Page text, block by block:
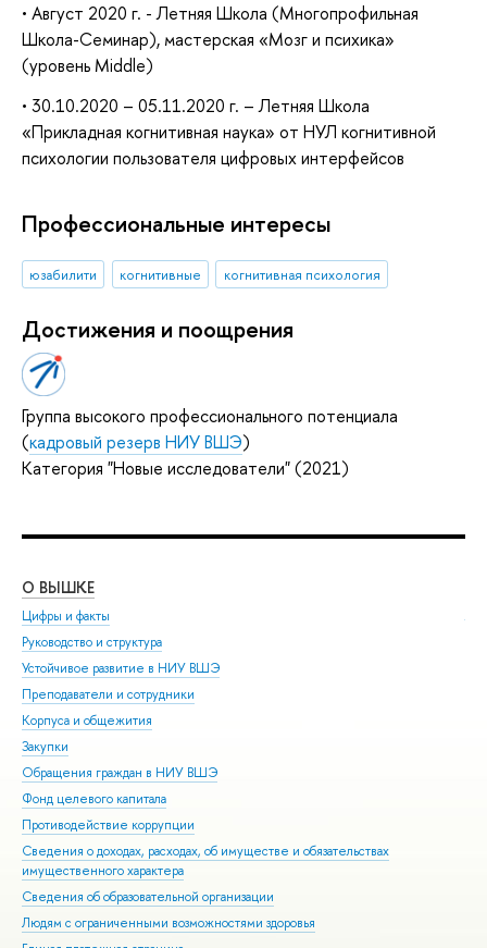
• Август 2020 г. - Летняя Школа (Многопрофильная
Школа-Семинар), мастерская «Мозг и психика»
(уровень Middle)
• 30.10.2020 – 05.11.2020 г. – Летняя Школа
«Прикладная когнитивная наука» от НУЛ когнитивной
психологии пользователя цифровых интерфейсов
Профессиональные интересы
юзабилити когнитивные когнитивная психология
Достижения и поощрения
Группа высокого профессионального потенциала
(кадровый резерв НИУ ВШЭ)
Категория "Новые исследователи" (2021)
О ВЫШКЕ
Цифры и факты
Руководство и структура
Устойчивое развитие в НИУ ВШЭ
Преподаватели и сотрудники
Корпуса и общежития
Закупки
Обращения граждан в НИУ ВШЭ
Фонд целевого капитала
Противодействие коррупции
Сведения о доходах, расходах, об имуществе и обязательствах
имущественного характера
Сведения об образовательной организации
Людям с ограниченными возможностями здоровья